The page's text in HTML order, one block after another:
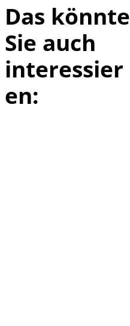
Das könnte
Sie auch
interessier
en: